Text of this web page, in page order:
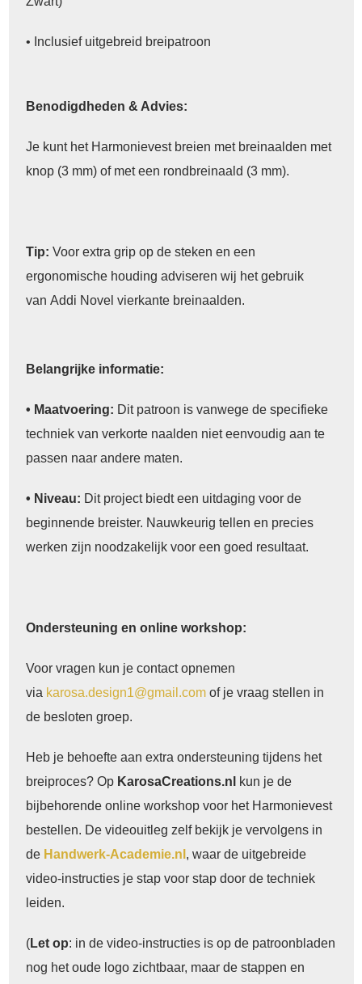
• Inclusief uitgebreid breipatroon
Benodigdheden & Advies:
Je kunt het Harmonievest breien met breinaalden met
knop (3 mm) of met een rondbreinaald (3 mm).
Tip: Voor extra grip op de steken en een
ergonomische houding adviseren wij het gebruik
van Addi Novel vierkante breinaalden.
Belangrijke informatie:
• Maatvoering: Dit patroon is vanwege de specifieke
techniek van verkorte naalden niet eenvoudig aan te
passen naar andere maten.
• Niveau: Dit project biedt een uitdaging voor de
beginnende breister. Nauwkeurig tellen en precies
werken zijn noodzakelijk voor een goed resultaat.
Ondersteuning en online workshop:
Voor vragen kun je contact opnemen
via karosa.design1@gmail.comof je vraag stellen in
de besloten groep.
Heb je behoefte aan extra ondersteuning tijdens het
breiproces? Op KarosaCreations.nl
kun je de
bijbehorende online workshop voor het Harmonievest
bestellen. De videouitleg zelf bekijk je vervolgens in
de Handwerk-Academie.nl , waar de uitgebreide
video-instructies je stap voor stap door de techniek
leiden.
(Let op: in de video-instructies is op de patroonbladen
nog het oude logo zichtbaar, maar de stappen en